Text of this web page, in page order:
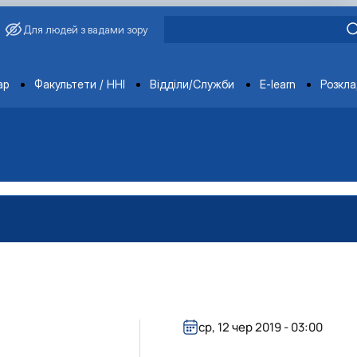
Для людей з вадами зору
Факультети / ННІ Відділи/Служби E-learn
ср, 12 чер 2019 - 03:00